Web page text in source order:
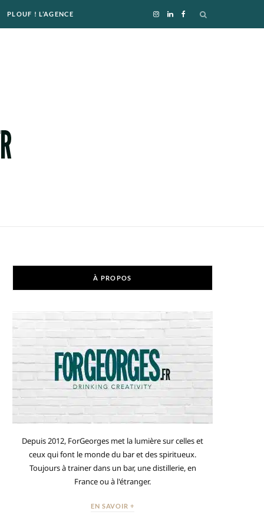
I L
PLOUF ! L’AGENCE
À PROPOS
Depuis 2012, ForGeorges met la lumière sur celles et
ceux qui font le monde du bar et des spiritueux.
Toujours à trainer dans un bar, une distillerie, en
France ou à l'étranger.
EN SAVOIR +